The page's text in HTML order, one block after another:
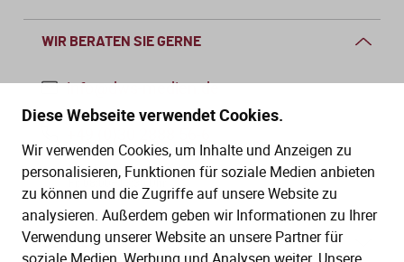
Diese Webseite verwendet Cookies.
Wir verwenden Cookies, um Inhalte und Anzeigen zu
personalisieren, Funktionen für soziale Medien anbieten
zu können und die Zugriffe auf unsere Website zu
analysieren. Außerdem geben wir Informationen zu Ihrer
Verwendung unserer Website an unsere Partner für
WIR BERATEN SIE GERNE
info@dws-medien.de
Mo.–Do. 08:00–16:00 Uhr
Fr. 08:00–13:30 Uhr
SERVICE